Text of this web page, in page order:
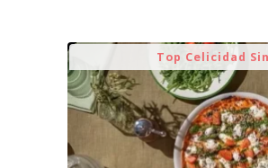
Top Celicidad